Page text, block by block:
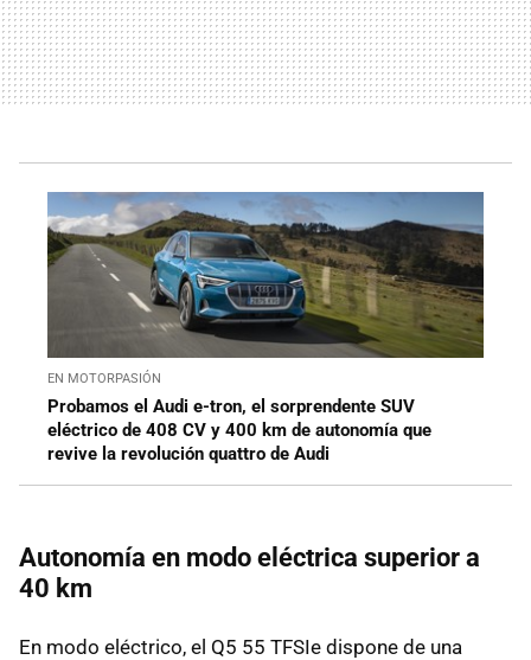
EN MOTORPASIÓN
Probamos el Audi e-tron, el sorprendente SUV
eléctrico de 408 CV y 400 km de autonomía que
revive la revolución quattro de Audi
Autonomía en modo eléctrica superior a
40 km
En modo eléctrico, el Q5 55 TFSIe dispone de una